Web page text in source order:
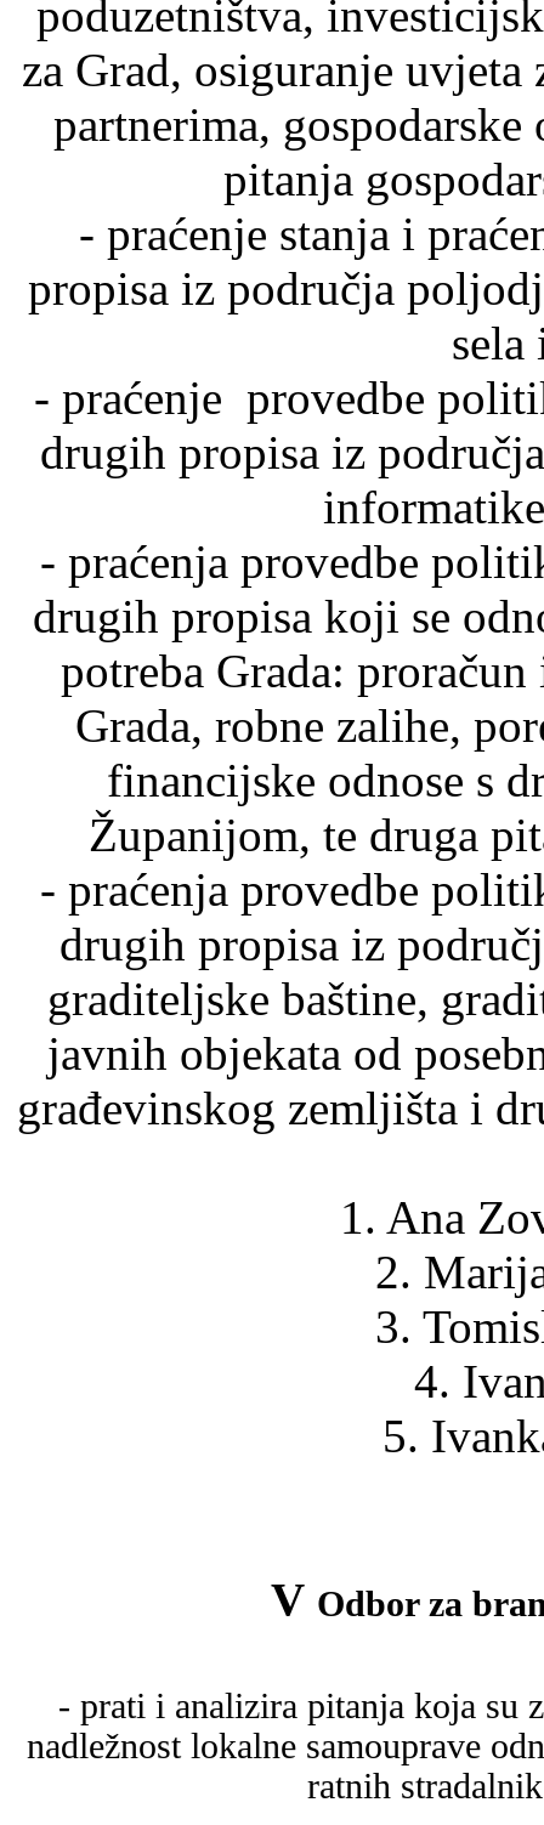
poduzetništva,
za Grad, osiguranje uvjeta
partnerima,
pitanja
- praćenje stanja i
propisa iz područja
sela
- praćenje provedbe
drugih propisa iz
- praćenja provedbe
drugih propisa koji se
potreba Grada:
Grada, robne zalihe,
financijske odnose s
Županijom, te druga
- praćenja provedbe
drugih propisa iz
graditeljske baštine,
javnih objekata od
građevinskog zemljišta i
1. Ana
2.
3.
4.
5.
V Odbor za
- prati i analizira pitanja koja
nadležnost lokalne samouprave
ratnih